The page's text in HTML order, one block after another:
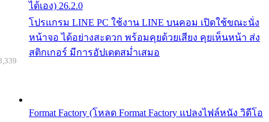
ได้เอง) 26.2.0
โปรแกรม LINE PC ใช้งาน LINE บนคอม เปิดใช้ขณะนั่ง
หน้าจอ ได้อย่างสะดวก พร้อมคุยด้วยเสียง คุยเห็นหน้า ส่ง
สติกเกอร์ มีการอัปเดตสม่ำเสมอ
Format Factory (โหลด Format Factory แปลงไฟล์หนัง วิดีโอ